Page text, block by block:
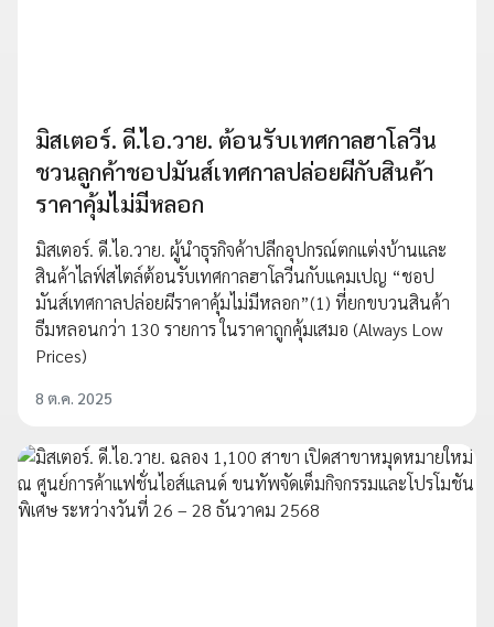
มิสเตอร์. ดี.ไอ.วาย. ต้อนรับเทศกาลฮาโลวีน
ชวนลูกค้าชอปมันส์เทศกาลปล่อยผีกับสินค้า
ราคาคุ้มไม่มีหลอก
มิสเตอร์. ดี.ไอ.วาย. ผู้นำธุรกิจค้าปลีกอุปกรณ์ตกแต่งบ้านและ
สินค้าไลฟ์สไตล์ต้อนรับเทศกาลฮาโลวีนกับแคมเปญ “ชอป
มันส์เทศกาลปล่อยผีราคาคุ้มไม่มีหลอก”(1) ที่ยกขบวนสินค้า
ธีมหลอนกว่า 130 รายการ ในราคาถูกคุ้มเสมอ (Always Low
Prices)
8 ต.ค. 2025